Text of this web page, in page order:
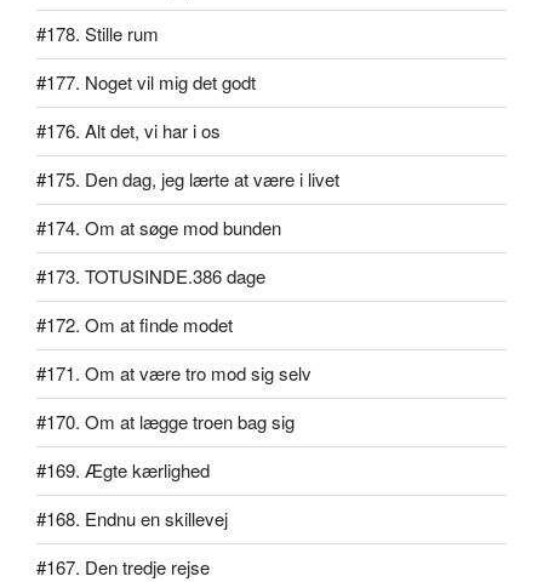
#178. Stille rum
#177. Noget vil mig det godt
#176. Alt det, vi har i os
#175. Den dag, jeg lærte at være i livet
#174. Om at søge mod bunden
#173. TOTUSINDE.386 dage
#172. Om at finde modet
#171. Om at være tro mod sig selv
#170. Om at lægge troen bag sig
#169. Ægte kærlighed
#168. Endnu en skillevej
#167. Den tredje rejse